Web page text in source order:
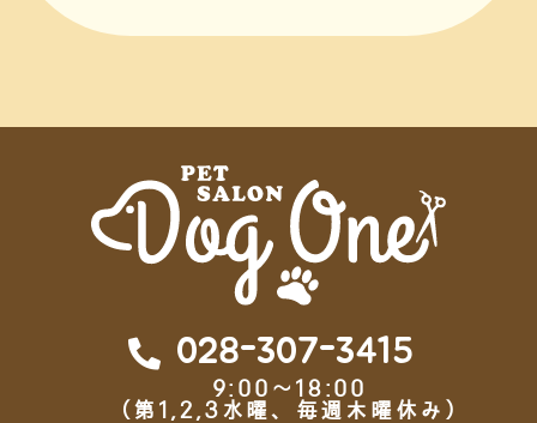
028-307-3415
9:00～18:00
（第1,2,3水曜、毎週木曜休み）